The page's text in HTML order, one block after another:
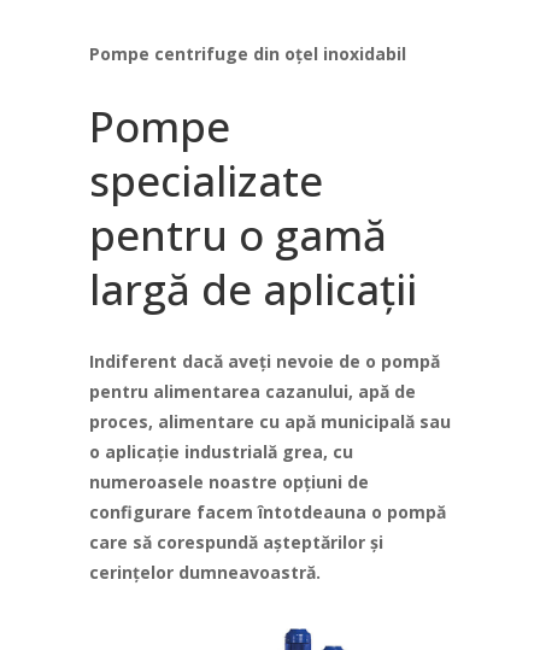
Pompe centrifuge din oțel inoxidabil
Pompe
specializate
pentru o gamă
largă de aplicații
Indiferent dacă aveți nevoie de o pompă
pentru alimentarea cazanului, apă de
proces, alimentare cu apă municipală sau
o aplicație industrială grea, cu
numeroasele noastre opțiuni de
configurare facem întotdeauna o pompă
care să corespundă așteptărilor și
cerințelor dumneavoastră.